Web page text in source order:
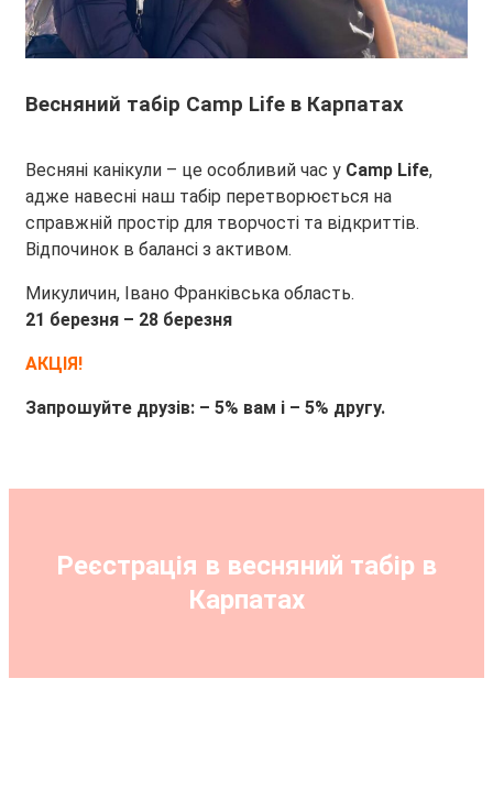
Весняний табір Camp Life в Карпатах
Весняні канікули – це особливий час у Camp Life,
адже навесні наш табір перетворюється на
справжній простір для творчості та відкриттів.
Відпочинок в балансі з активом.
Микуличин, Івано Франківська область.
21 березня – 28 березня
АКЦІЯ!
Запрошуйте друзів: – 5% вам і – 5% другу.
Реєстрація в весняний табір в
Карпатах